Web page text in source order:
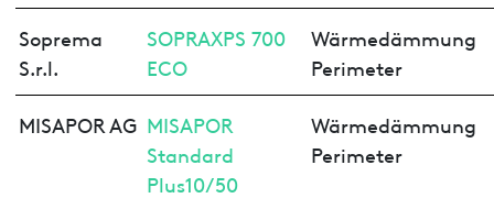
Soprema
S.r.l.
SOPRAXPS 700
ECO
Wärmedämmung
Perimeter
MISAPOR AG MISAPOR
Standard
Plus10/50
Wärmedämmung
Perimeter